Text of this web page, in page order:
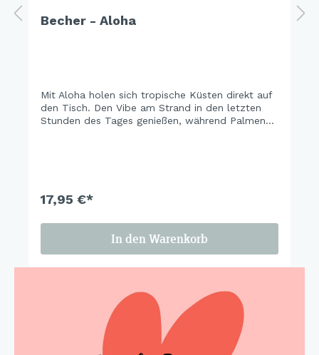
Becher - Aloha
Mit Aloha holen sich tropische Küsten direkt auf
den Tisch. Den Vibe am Strand in den letzten
Stunden des Tages genießen, während Palmen
17,95 €*
In den Warenkorb